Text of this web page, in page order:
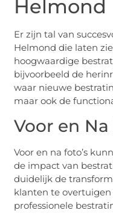
Helmond
Er zijn tal van
Helmond die laten
hoogwaardige
bijvoorbeeld de
waar nieuwe
maar ook de
Voor en Na
Voor en na foto’s
de impact van
duidelijk de
klanten te
professionele